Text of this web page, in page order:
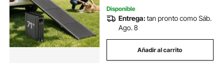
Disponible
Entrega:tan pronto como Sáb.
Ago. 8
Añadir al carrito